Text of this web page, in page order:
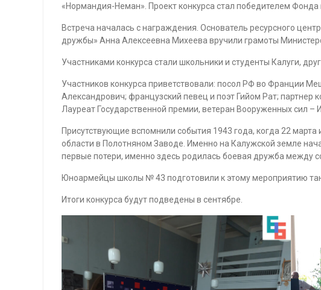
«Нормандия-Неман». Проект конкурса стал победителем Фонда
Встреча началась с награждения. Основатель ресурсного
дружбы» Анна Алексеевна Михеева вручили грамоты
Участниками конкурса стали школьники и студенты Калуги,
Участников конкурса приветствовали: посол РФ во Франции
Александрович; французский певец и поэт Гийом Рат; партнер
Лауреат Государственной премии, ветеран Вооруженных сил –
Присутствующие вспомнили события 1943 года, когда 22
области в Полотняном Заводе. Именно на Калужской земле
первые потери, именно здесь родилась боевая дружба между
Юноармейцы школы № 43 подготовили к этому мероприятию
Итоги конкурса будут подведены в сентябре.